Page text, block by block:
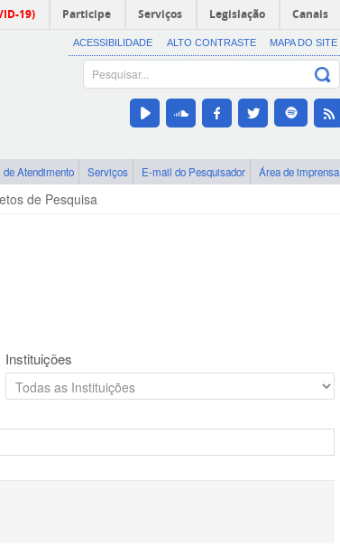
19) Participe Serviços Legislação Canais
ACESSIBILIDADE ALTO CONTRASTE MAPA DO SITE
de Atendimento Serviços E-mail do Pesquisador Área de imprensa
de Pesquisa
Instituições